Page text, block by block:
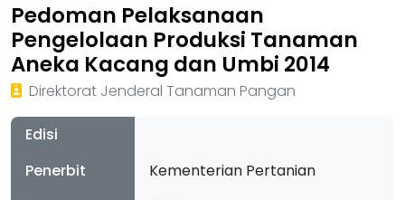
Pedoman Pelaksanaan
Pengelolaan Produksi Tanaman
Aneka Kacang dan Umbi 2014
Direktorat Jenderal Tanaman Pangan
Edisi
Penerbit
Kementerian Pertanian